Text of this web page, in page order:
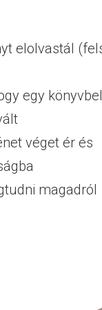
elolvastál
egy
véget ér és
magadról